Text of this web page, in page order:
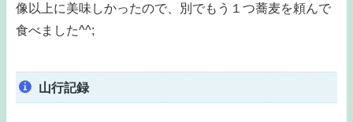
像以上に美味しかったので、別でもう１つ蕎麦を頼んで
食べました^^;
山行記録